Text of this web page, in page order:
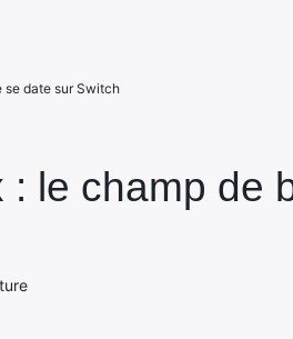
le champ de
se date sur Switch